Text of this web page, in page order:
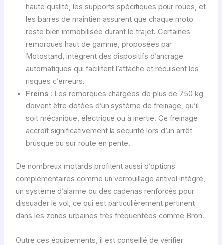
haute qualité, les supports spécifiques pour roues, et
les barres de maintien assurent que chaque moto
reste bien immobilisée durant le trajet. Certaines
remorques haut de gamme, proposées par
Motostand, intègrent des dispositifs d’ancrage
automatiques qui facilitent l’attache et réduisent les
risques d’erreurs.
Freins : Les remorques chargées de plus de 750 kg
doivent être dotées d’un système de freinage, qu’il
soit mécanique, électrique ou à inertie. Ce freinage
accroît significativement la sécurité lors d’un arrêt
brusque ou sur route en pente.
De nombreux motards profitent aussi d’options
complémentaires comme un verrouillage antivol intégré,
un système d’alarme ou des cadenas renforcés pour
dissuader le vol, ce qui est particulièrement pertinent
dans les zones urbaines très fréquentées comme Bron.
Outre ces équipements, il est conseillé de vérifier